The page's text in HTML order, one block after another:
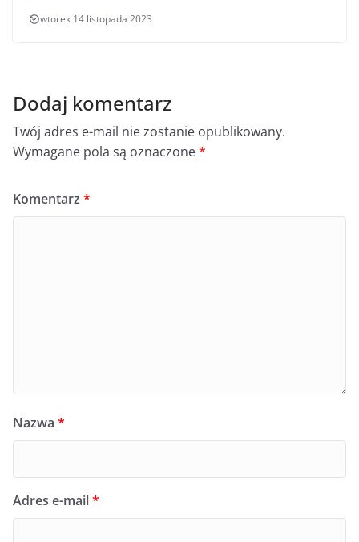
wtorek 14 listopada 2023
Dodaj komentarz
Twój adres e-mail nie zostanie opublikowany.
Wymagane pola są oznaczone*
Komentarz *
Nazwa *
Adres e-mail*